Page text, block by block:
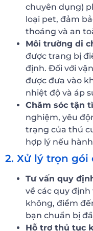
chuyên dụng)
loại pet, đảm
thoáng và an
Môi trường di
được trang bị
định. Đối với
được đưa vào
nhiệt độ và áp
Chăm sóc tận
nghiệm, yêu
trạng của thú
hợp lý nếu
2. Xử lý trọn
Tư vấn quy
về các quy
không, điểm
bạn chuẩn bị
Hỗ trợ thủ tục